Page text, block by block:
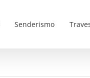
Senderismo